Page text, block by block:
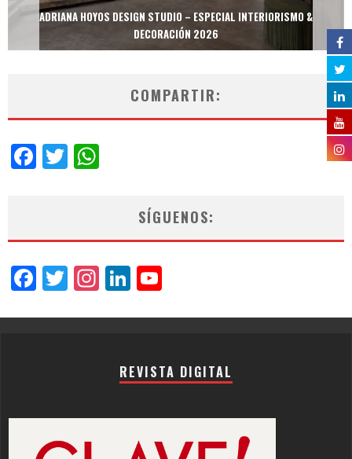
ADRIANA HOYOS DESIGN STUDIO – ESPECIAL INTERIORISMO &
DECORACIÓN 2026
COMPARTIR:
Facebook
Twitter
SÍGUENOS:
Facebook
Twitter
Instagram
LinkedIn
REVISTA DIGITAL